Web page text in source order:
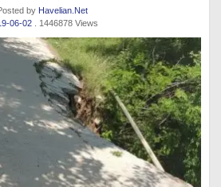
by Havelian.Net
06-02
. 1446878 Views